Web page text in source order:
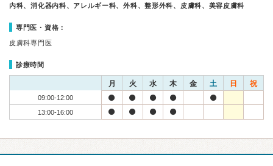
内科、消化器内科、アレルギー科、外科、整形外科、皮膚科、美容皮膚科
専門医・資格：
皮膚科専門医
診療時間
月 火 水 木 金 土 日 祝
09:00-12:00
13:00-16:00